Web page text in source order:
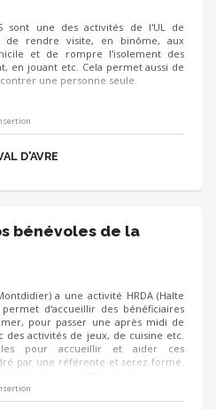
sont une des activités de l'UL de
de rendre visite, en binôme, aux
et de rompre l'isolement des
en jouant etc. Cela permet aussi de
une personne seule.
D'AVRE
bénévoles de la
a une activité HRDA (Halte
d'accueillir des bénéficiaires
pour passer une après midi de
des activités de jeux, de cuisine etc.
pour accueillir et aider ces
par une référente et serez formé.